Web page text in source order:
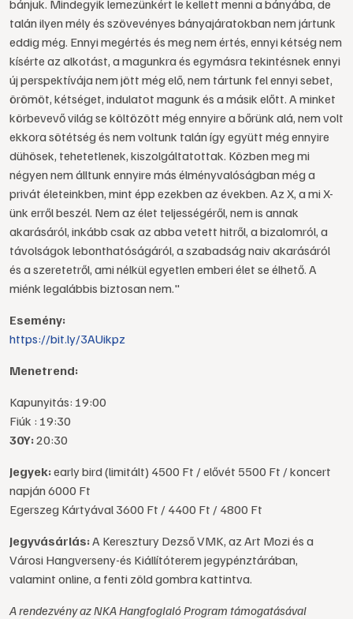
bánjuk. Mindegyik lemezünkért le kellett menni a bányába, de
talán ilyen mély és szövevényes bányajáratokban nem jártunk
eddig még. Ennyi megértés és meg nem értés, ennyi kétség nem
kísérte az alkotást, a magunkra és egymásra tekintésnek ennyi
új perspektívája nem jött még elő, nem tártunk fel ennyi sebet,
örömöt, kétséget, indulatot magunk és a másik előtt. A minket
körbevevő világ se költözött még ennyire a bőrünk alá, nem volt
ekkora sötétség és nem voltunk talán így együtt még ennyire
dühösek, tehetetlenek, kiszolgáltatottak. Közben meg mi
négyen nem álltunk ennyire más élményvalóságban még a
privát életeinkben, mint épp ezekben az években. Az X, a mi X-
ünk erről beszél. Nem az élet teljességéről, nem is annak
akarásáról, inkább csak az abba vetett hitről, a bizalomról, a
távolságok lebonthatóságáról, a szabadság naiv akarásáról
és a szeretetről, ami nélkül egyetlen emberi élet se élhető. A
miénk legalábbis biztosan nem."
Esemény:
https://bit.ly/3AUikpz
Menetrend:
Kapunyitás: 19:00
Fiúk : 19:30
30Y:20:30
Jegyek:early bird (limitált) 4500 Ft / elővét 5500 Ft / koncert
napján 6000 Ft
Egerszeg Kártyával 3600 Ft / 4400 Ft / 4800 Ft
Jegyvásárlás:A Keresztury Dezső VMK, az Art Mozi és a
Városi Hangverseny-és Kiállítóterem jegypénztárában,
valamint online, a fenti zöld gombra kattintva.
A rendezvény az NKA Hangfoglaló Program támogatásával